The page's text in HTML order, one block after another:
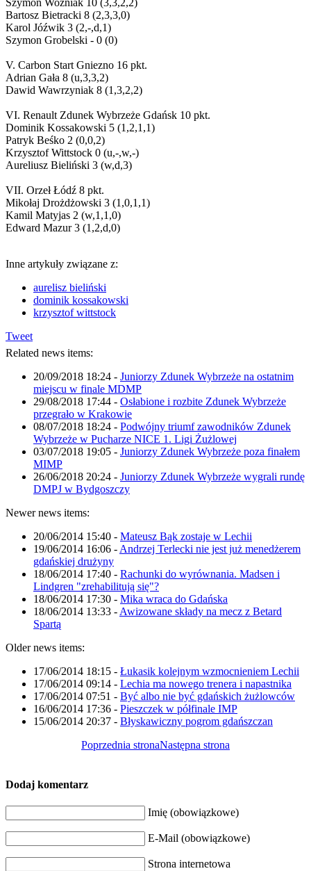
Bartosz Bietracki 8 (2,3,3,0)
Karol Jóźwik 3 (2,-,d,1)
Szymon Grobelski - 0 (0)
V. Carbon Start Gniezno 16 pkt.
Adrian Gała 8 (u,3,3,2)
Dawid Wawrzyniak 8 (1,3,2,2)
VI. Renault Zdunek Wybrzeże Gdańsk 10 pkt.
Dominik Kossakowski 5 (1,2,1,1)
Patryk Beśko 2 (0,0,2)
Krzysztof Wittstock 0 (u,-,w,-)
Aureliusz Bieliński 3 (w,d,3)
VII. Orzeł Łódź 8 pkt.
Mikołaj Drożdżowski 3 (1,0,1,1)
Kamil Matyjas 2 (w,1,1,0)
Edward Mazur 3 (1,2,d,0)
Inne artykuły związane z:
aurelisz bieliński
dominik kossakowski
krzysztof wittstock
Tweet
Related news items:
20/09/2018 18:24 - Juniorzy Zdunek Wybrzeże na ostatnim
miejscu w finale MDMP
29/08/2018 17:44 - Osłabione i rozbite Zdunek Wybrzeże
przegrało w Krakowie
08/07/2018 18:24 - Podwójny triumf zawodników Zdunek
Wybrzeże w Pucharze NICE 1. Ligi Żużlowej
03/07/2018 19:05 - Juniorzy Zdunek Wybrzeże poza finałem
MIMP
26/06/2018 20:24 - Juniorzy Zdunek Wybrzeże wygrali rundę
DMPJ w Bydgoszczy
Newer news items:
20/06/2014 15:40 - Mateusz Bąk zostaje w Lechii
19/06/2014 16:06 - Andrzej Terlecki nie jest już menedżerem
gdańskiej drużyny
18/06/2014 17:40 - Rachunki do wyrównania. Madsen i
Lindgren "zrehabilitują się"?
18/06/2014 17:30 - Mika wraca do Gdańska
18/06/2014 13:33 - Awizowane składy na mecz z Betard
Spartą
Older news items:
17/06/2014 18:15 - Łukasik kolejnym wzmocnieniem Lechii
17/06/2014 09:14 - Lechia ma nowego trenera i napastnika
17/06/2014 07:51 - Być albo nie być gdańskich żużlowców
16/06/2014 17:36 - Pieszczek w półfinale IMP
15/06/2014 20:37 - Błyskawiczny pogrom gdańszczan
Poprzednia stronaNastępna strona
Dodaj komentarz
Imię (obowiązkowe)
E-Mail (obowiązkowe)
Strona internetowa